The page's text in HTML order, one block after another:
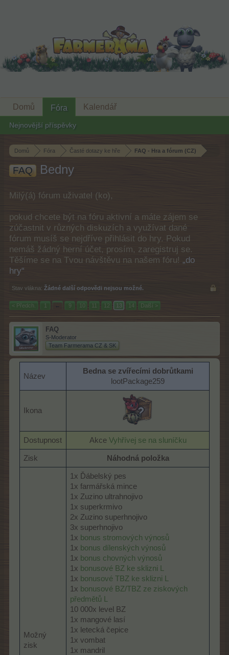
Domů Fóra Časté dotazy ke hře FAQ - Hra a fórum (CZ)
FAQ Bedny
Milý(á) fórum uživatel (ko),
pokud chcete být na fóru aktivní a máte zájem se
zúčastnit v různých diskuzích a využívat dané
fórum musíš se nejdříve přihlásit do hry. Pokud
nemáš žádný herní účet, prosím, zaregistruj se.
Těšíme se na Tvou návštěvu na našem fóru! „do
hry“
Stav vlákna: Žádné další odpovědi nejsou možné.
< Předch. 1 ← 9 10 11 12 13 14 Další >
FAQ
S-Moderator
Team Farmerama CZ & SK
Název
Bedna se zvířecími dobrůtkami
lootPackage259​
Ikona
Dostupnost Akce Vyhřívej se na sluníčku
Zisk Náhodná položka
Možný
zisk
1x Ďábelský pes
1x farmářská mince
1x Zuzino ultrahnojivo
1x superkrmivo
2x Zuzino superhnojivo
3x superhnojivo
1x bonus stromových výnosů
1x bonus dílenských výnosů
1x bonus chovných výnosů
1x bonusové BZ ke sklizni L
1x bonusové TBZ ke sklizni L
1x bonusové BZ/TBZ ze ziskových
předmětů L
10 000x level BZ
1x mangové lasí
1x letecká čepice
1x vombat
1x mandril
Domů Fóra
Nejnovější příspěvky
Kalendář